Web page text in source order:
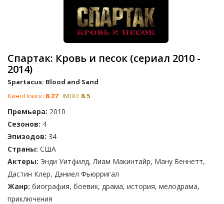
Спартак: Кровь и песок (сериал 2010 -
2014)
Spartacus: Blood and Sand
КиноПоиск: 8.27 IMDB: 8.5
Премьера: 2010
Сезонов: 4
Эпизодов: 34
Страны: США
Актеры: Энди Уитфилд, Лиам Макинтайр, Ману Беннетт,
Дастин Клер, Дэниел Фьюрригал
Жанр: биография, боевик, драма, история, мелодрама,
приключения